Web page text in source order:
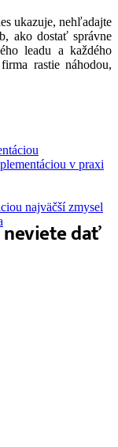
ukazuje, nehľadajte
ako dostať správne
leadu a každého
rastie náhodou,
v praxi
najväčší zmysel
dať